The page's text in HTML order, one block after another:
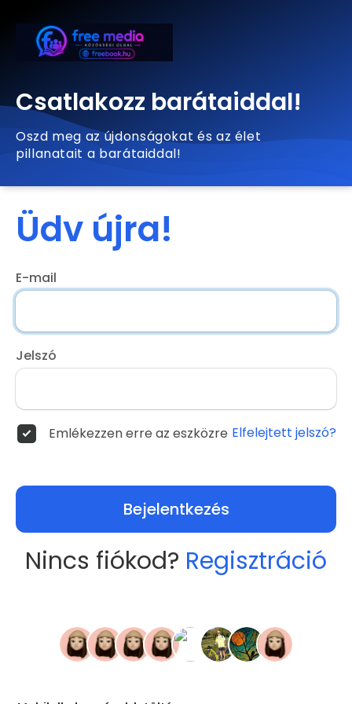
Csatlakozz barátaiddal!
Oszd meg az újdonságokat és az élet
pillanatait a barátaiddal!
Üdv újra!
E-mail
Jelszó
Emlékezzen erre az eszközre Elfelejtett jelszó?
Bejelentkezés
Nincs fiókod? Regisztráció